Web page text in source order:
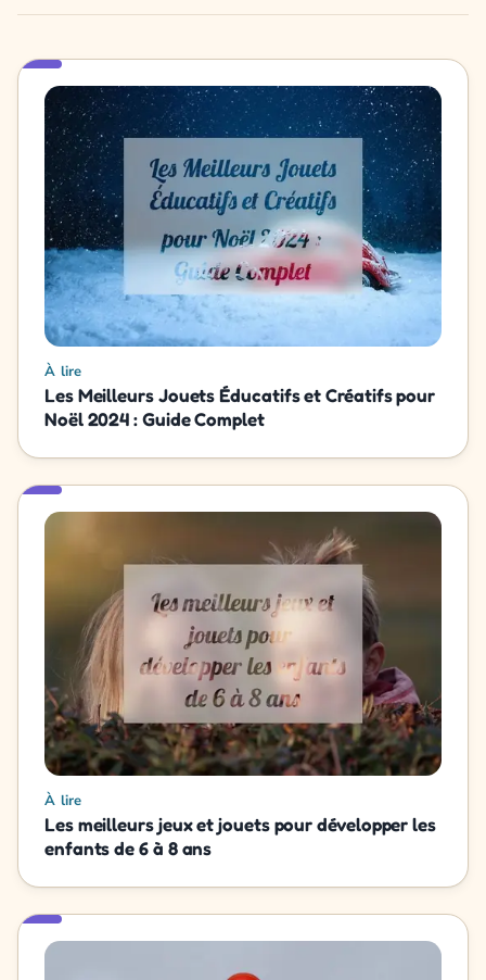
À lire
Les Meilleurs Jouets Éducatifs et Créatifs pour
Noël 2024 : Guide Complet
À lire
Les meilleurs jeux et jouets pour développer les
enfants de 6 à 8 ans